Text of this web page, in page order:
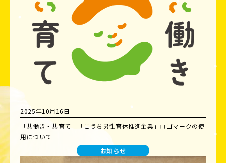
2025年10月16日
「共働き・共育て」「こうち男性育休推進企業」ロゴマークの使
用について
お知らせ